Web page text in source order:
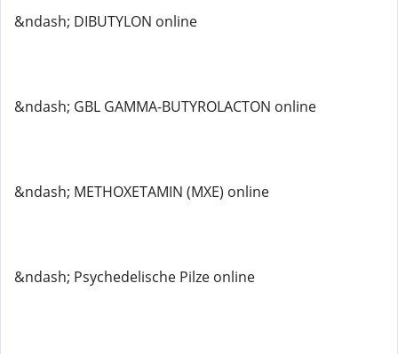
&ndash; DIBUTYLON online
&ndash; GBL GAMMA-BUTYROLACTON online
&ndash; METHOXETAMIN (MXE) online
&ndash; Psychedelische Pilze online